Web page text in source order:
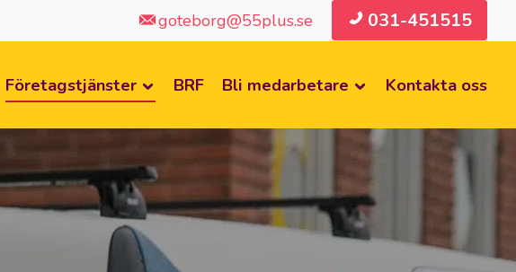
goteborg@55plus.se 031-451515
Företagstjänster BRF Bli medarbetare Kontakta oss